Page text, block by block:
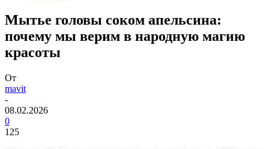
Мытье головы соком апельсина:
почему мы верим в народную магию
красоты
От
mavit
-
08.02.2026
0
125